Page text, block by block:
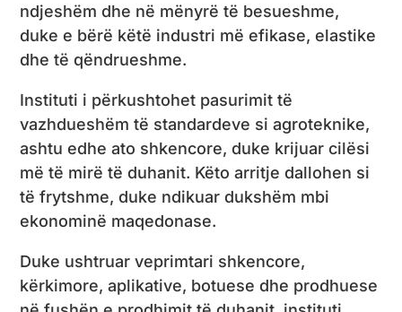
ndjeshëm dhe në mënyrë të besueshme,
duke e bërë këtë industri më efikase, elastike
dhe të qëndrueshme.
Instituti i përkushtohet pasurimit të
vazhdueshëm të standardeve si agroteknike,
ashtu edhe ato shkencore, duke krijuar cilësi
më të mirë të duhanit. Këto arritje dallohen si
të frytshme, duke ndikuar dukshëm mbi
ekonominë maqedonase.
Duke ushtruar veprimtari shkencore,
kërkimore, aplikative, botuese dhe prodhuese